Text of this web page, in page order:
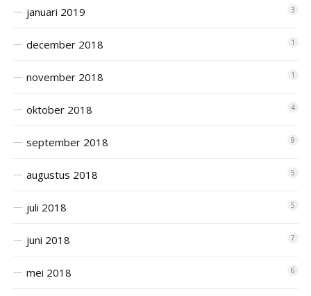
januari 2019 3
december 2018 1
november 2018 1
oktober 2018 4
september 2018 9
augustus 2018 5
juli 2018 5
juni 2018 7
mei 2018 6